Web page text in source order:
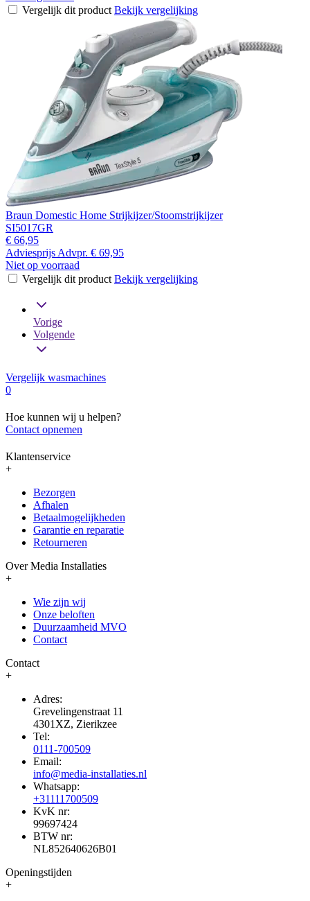
Vergelijk dit product Bekijk vergelijking
Braun Domestic Home Strijkijzer/Stoomstrijkijzer
SI5017GR
€ 66,95
Adviesprijs Advpr. € 69,95
Niet op voorraad
Vergelijk dit product Bekijk vergelijking
Vorige
Volgende
Vergelijk wasmachines
0
Hoe kunnen wij u helpen?
Contact opnemen
Klantenservice
+
Bezorgen
Afhalen
Betaalmogelijkheden
Garantie en reparatie
Retourneren
Over Media Installaties
+
Wie zijn wij
Onze beloften
Duurzaamheid MVO
Contact
Contact
+
Adres:
Grevelingenstraat 11
4301XZ, Zierikzee
Tel:
0111-700509
Email:
info@media-installaties.nl
Whatsapp:
+31111700509
KvK nr:
99697424
BTW nr:
NL852640626B01
Openingstijden
+